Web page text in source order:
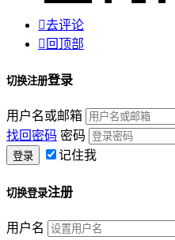
去评论
 回顶部
切换注册登录
用户名或邮箱
找回密码 密码
记住我
切换登录注册
用户名